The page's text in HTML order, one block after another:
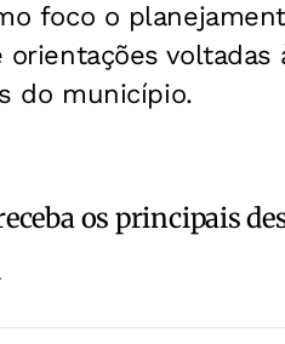
foco o
voltadas
do município.
os principais